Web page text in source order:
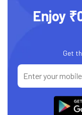
Enjoy
Get